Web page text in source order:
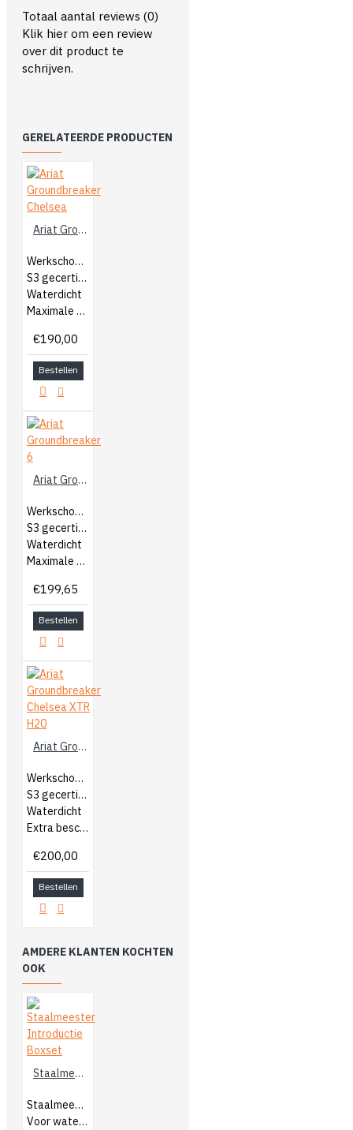
Totaal aantal reviews (0)
Klik hier om een review
over dit product te
schrijven.
GERELATEERDE PRODUCTEN
Ariat Groundbreaker Chelsea
Werkschoenen
S3 gecertificeerd
Waterdicht
Maximale bescherming
€190,00
Bestellen
Ariat Groundbreaker 6
Werkschoenen
S3 gecertificeerd
Waterdicht
Maximale bescherming
€199,65
Bestellen
Ariat Groundbreaker Chelsea XTR H20
Werkschoenen
S3 gecertificeerd
Waterdicht
Extra bescherming op teen en hiel
€200,00
Bestellen
AMDERE KLANTEN KOCHTEN
OOK
Staalmeester Introductie Boxset
Staalmeester Boxset
Voor watergedragen en terpentine